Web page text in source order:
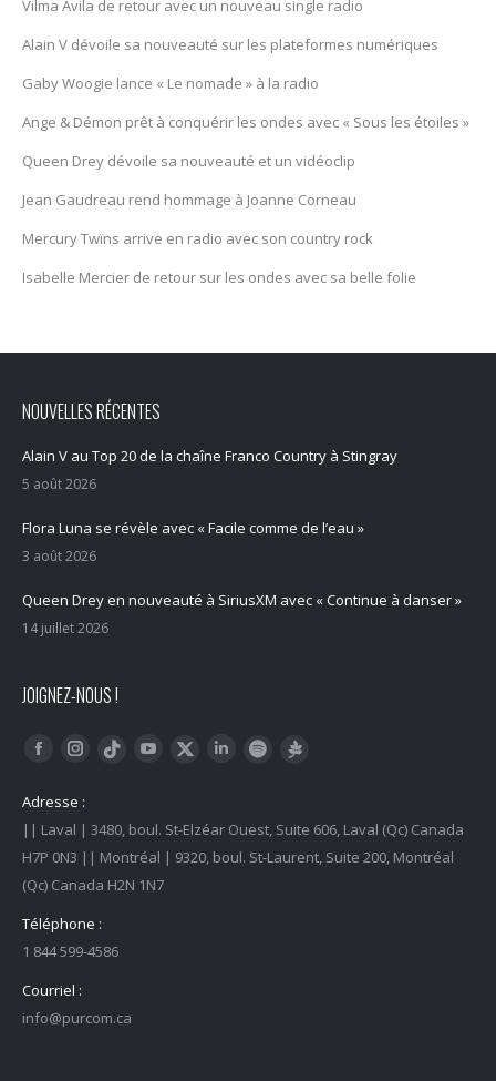
Vilma Avila de retour avec un nouveau single radio
Alain V dévoile sa nouveauté sur les plateformes numériques
Gaby Woogie lance « Le nomade » à la radio
Ange & Démon prêt à conquérir les ondes avec « Sous les étoiles »
Queen Drey dévoile sa nouveauté et un vidéoclip
Jean Gaudreau rend hommage à Joanne Corneau
Mercury Twïns arrive en radio avec son country rock
Isabelle Mercier de retour sur les ondes avec sa belle folie
NOUVELLES RÉCENTES
Alain V au Top 20 de la chaîne Franco Country à Stingray
5 août 2026
Flora Luna se révèle avec « Facile comme de l’eau »
3 août 2026
Queen Drey en nouveauté à SiriusXM avec « Continue à danser »
14 juillet 2026
JOIGNEZ-NOUS !
Trouvez nous sur :
FacebookInstagram
Tiktok YouTubeTwitter LinkedInSpotify
Adresse :
|| Laval | 3480, boul. St-Elzéar Ouest, Suite 606, Laval (Qc) Canada
H7P 0N3 || Montréal | 9320, boul. St-Laurent, Suite 200, Montréal
(Qc) Canada H2N 1N7
Téléphone :
1 844 599-4586
Courriel :
info@purcom.ca